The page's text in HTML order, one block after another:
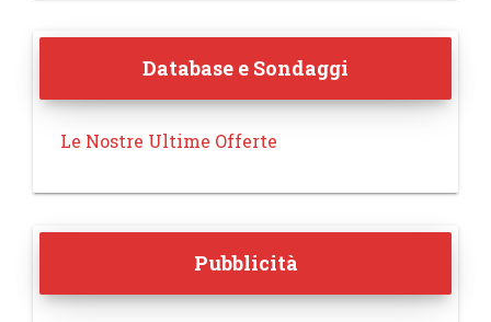
Database e Sondaggi
Le Nostre Ultime Offerte
Pubblicità